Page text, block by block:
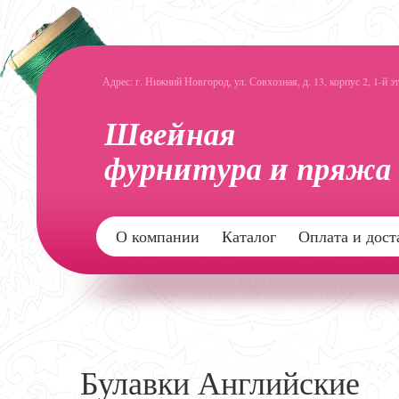
Адрес: г. Нижний Новгород, ул. Совхозная, д. 13, корпус 2, 1-й
О компании Каталог Оплата и
Булавки Английские